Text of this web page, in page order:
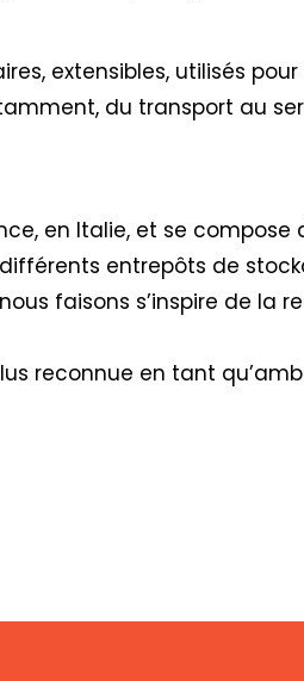
extensibles, utilisés
du transport au
en Italie, et se
entrepôts de
faisons s’inspire de la
reconnue en tant